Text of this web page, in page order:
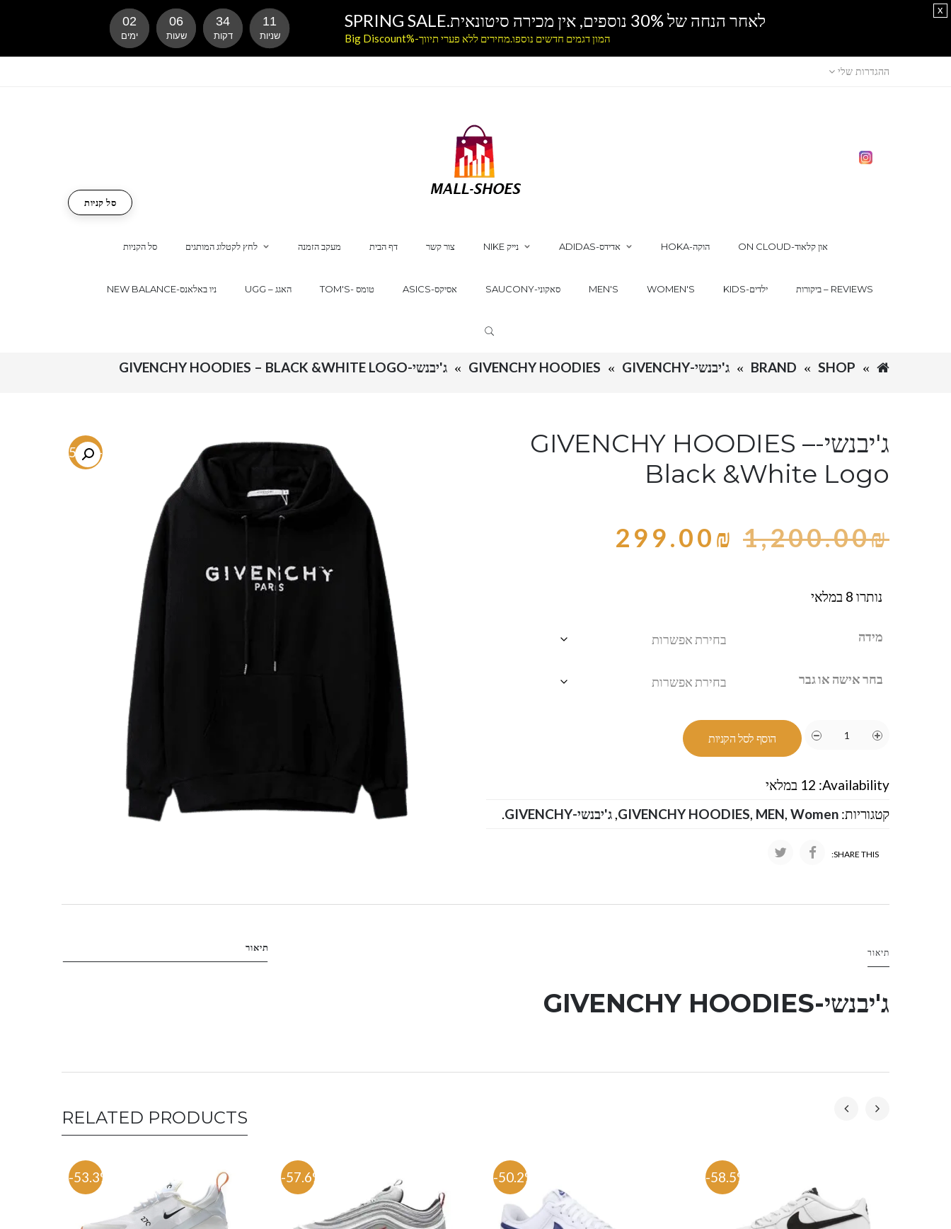
ההגדרות שלי
סל הקניות לחץ לקטלוג המותגים מעקב הזמנה דף הבית צור קשר NIKE נייק ADIDAS-אדידס HOKA-הוקה ON CLOUD-און קלאוד
NEW BALANCE-ניו באלאנס UGG – האגג TOM'S- טומס ASICS-אסיקס SAUCONY-סאקוני MEN'S WOMEN'S KIDS-ילדים ביקורות – REVIEWS
סל קניות
SHOP
BRAND ג'יבנשי-GIVENCHY GIVENCHY HOODIES ג'יבנשי-GIVENCHY HOODIES – BLACK &WHITE LOGO
-75.1%
ג'יבנשי-GIVENCHY HOODIES –
Black &White Logo
1,200.00₪
299.00₪
נותרו 8 במלאי
מידה
בחר אישה או גבר
הוסף לסל הקניות
Availability: 12 במלאי
קטגוריות:
GIVENCHY HOODIES, MEN, Women
,ג'יבנשי-GIVENCHY .
SHARE THIS:
תיאור תיאור
ג'יבנשי-GIVENCHY HOODIES
RELATED PRODUCTS
-53.3% -57.6% -50.2% -58.5%
לאחר הנחה של 30% נוספים, אין מכירה סיטונאית.SPRING SALE
המון דגמים חדשים נוספו.מחירים ללא פערי תיווך-%Big Discount
02
ימים
06
שעות
34
דקות
10
שניות
x